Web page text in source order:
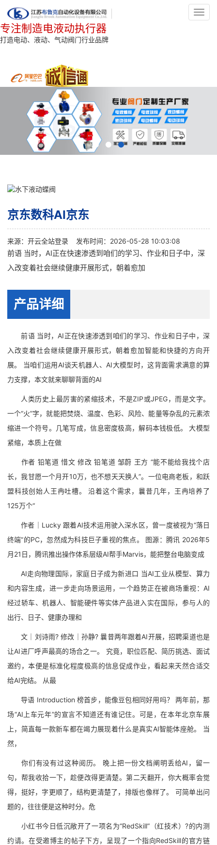
专注制造电液动执行器
打造电动、液动、气动阀门行业品牌
京东数科AI京东
来源： 开云全站登录 发布时间：2026-05-28 10:03:08
前语 当时，AI正在快速渗透到咱们的学习、作业和日子中，深
入改变着社会继续健康开展形式，朝着愈加
产品详细
前语 当时，AI正在快速渗透到咱们的学习、作业和日子中，深
入改变着社会继续健康开展形式，朝着愈加智能和快捷的方向开
展。 当咱们运用AI谈天机器人、AI大模型时，这背面需求满意的算
力支撑，本文就来聊聊背面的AI
人类历史上最厉害的紧缩技术，不是ZIP或JPEG，而是文字。
一个“火”字，就能把焚烧、温度、色彩、风险、能量等杂乱的元素浓
缩进一个符号。几笔写成，信息密度极高，解码本钱极低。 大模型
紧缩，本质上在做
作者 铅笔道 惜文 修改 铅笔道 邹蔚 王方 “能不能给我找个店
长，我甘愿一个月开10万，也不想天天换人”。一位电商老板，和跃
盟科技创始人王冉吐槽。 沿着这个需求，曩昔几年，王冉培养了
125万个“
作者｜Lucky 跟着AI技术运用驶入深水区，曾一度被视为“落日
终端”的PC，忽然成为科技巨子重视的焦点。 图源：腾讯 2026年5
月21日，腾讯推出操作体系层级AI帮手Marvis，能把整台电脑变成
AI走向物理国际，家庭日子成为新进口 当AI工业从模型、算力
和内容生成，进一步走向场景运用，一个趋势正在被商场重视：AI
经过轿车、机器人、智能硬件等实体产品进入实在国际，参与人的
出行、日子、健康办理和
文｜刘诗雨? 修改｜孙静? 曩昔两年跟着AI开展，招聘渠道也是
让AI进厂呼声最高的场合之一。 究竟，职位匹配、简历挑选、面试
邀约，本便是标准化程度极高的信息促成作业，看起来天然合适交
给AI完结。 从最
导语 Introduction 榜首步，能像豆包相同好用吗？ 两年前，那
场“AI上车元年”的宣言不知道还有谁记住。可是，在本年北京车展
上，简直每一款新车都在竭力展现着什么是真实AI智能体座舱。 当
然，
你们有没有过这种阅历。 晚上把一份文档阐明丢给AI，留一
句，帮我收拾一下，趁便改得更清楚。第二天翻开，你大概率会觉
得，挺好，字更顺了，结构更清楚了，排版也像样了。 可简单出问
题的，往往便是这种时分。危
小红书今日低沉敞开了一项名为“RedSkill”（红技术）?的内测
约请。在受邀博主的帖子下方，呈现了一个指向RedSkill的官方链